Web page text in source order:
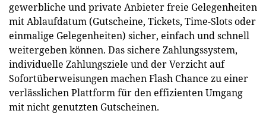
gewerbliche und private Anbieter freie Gelegenheiten
mit Ablaufdatum (Gutscheine, Tickets, Time-Slots oder
einmalige Gelegenheiten) sicher, einfach und schnell
weitergeben können. Das sichere Zahlungssystem,
individuelle Zahlungsziele und der Verzicht auf
Sofortüberweisungen machen Flash Chance zu einer
verlässlichen Plattform für den effizienten Umgang
mit nicht genutzten Gutscheinen.